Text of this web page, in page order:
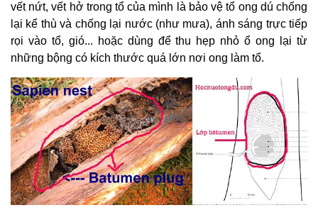
vết nứt, vết hở trong tổ của mình là bảo vệ tổ ong dú chống
lại kể thù và chống lại nước (như mưa), ánh sáng trực tiếp
rọi vào tổ, gió... hoặc dùng để thu hẹp nhỏ ổ ong lại từ
những bộng có kích thước quá lớn nơi ong làm tổ.